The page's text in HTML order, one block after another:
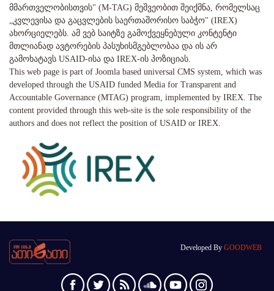
მმართველობისთვის" (M-TAG) მეშვეობით შეიქმნა, რომელსაც
„კვლევისა და გაცვლების საერთაშორისო საბჭო" (IREX)
ახორციელებს. ამ ვებ საიტზე გამოქვეყნებული კონტენტი
მთლიანად ავტორების პასუხისმგებლობაა და ის არ
გამოხატავს USAID-ისა და IREX-ის პოზიციას.
This web page is part of Joomla based universal CMS system, which was
developed through the USAID funded Media for Transparent and
Accountable Governance (MTAG) program, implemented by IREX. The
content provided through this web-site is the sole responsibility of the
authors and does not reflect the position of USAID or IREX.
Developed By GOODWEB